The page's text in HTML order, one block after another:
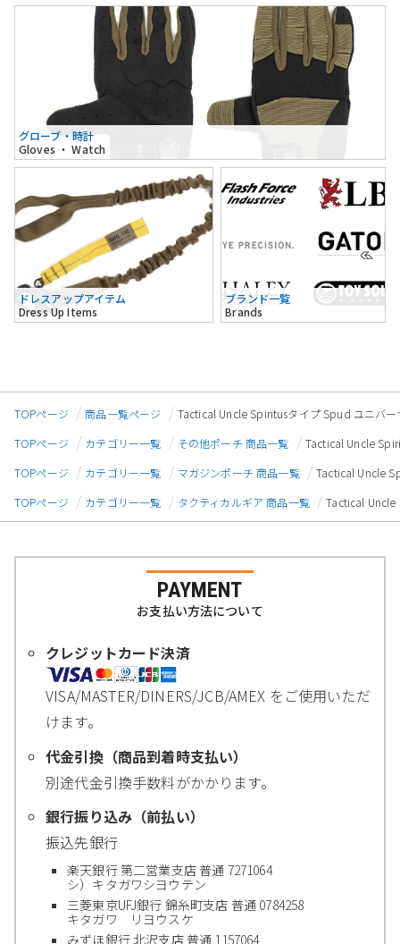
グローブ・時計
Gloves ・ Watch
ドレスアップアイテム
Dress Up Items
ブランド一覧
Brands
TOPページ 商品一覧ページ
Tactical Uncle Spiritusタイプ Spud ユニバ
TOPページ
カテゴリー一覧 その他ポーチ 商品一覧
Tactical Uncle
TOPページ
カテゴリー一覧 マガジンポーチ 商品一覧
Tactical Uncle
TOPページ
カテゴリー一覧 タクティカルギア 商品一覧 Tactical Uncle
PAYMENT
お支払い方法について
クレジットカード決済
VISA/MASTER/DINERS/JCB/AMEX をご使用いただ
けます。
代金引換（商品到着時支払い）
別途代金引換手数料がかかります。
銀行振り込み（前払い）
振込先銀行
楽天銀行 第二営業支店 普通 7271064
シ）キタガワシヨウテン
三菱東京UFJ銀行 錦糸町支店 普通 0784258
キタガワ リヨウスケ
みずほ銀行 北沢支店 普通 1157064